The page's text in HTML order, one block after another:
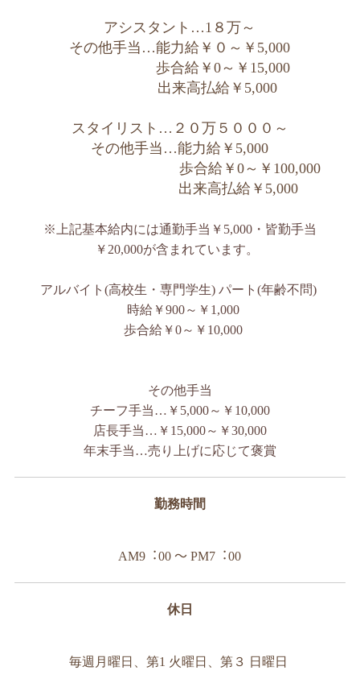
アシスタント…1８万～
その他手当…能力給￥０～￥5,000
歩合給￥0～￥15,000
出来高払給￥5,000
スタイリスト…２０万５０００～
その他手当…能力給￥5,000
歩合給￥0～￥100,000
出来高払給￥5,000
※上記基本給内には通勤手当￥5,000・皆勤手当
￥20,000が含まれています。
アルバイト(高校生・専門学生) パート(年齢不問)
時給￥900～￥1,000
歩合給￥0～￥10,000
その他手当
チーフ手当…￥5,000～￥10,000
店長手当…￥15,000～￥30,000
年末手当…売り上げに応じて褒賞
勤務時間
AM9︓00 ～ PM7︓00
休日
毎週月曜日、第1 火曜日、第３ 日曜日